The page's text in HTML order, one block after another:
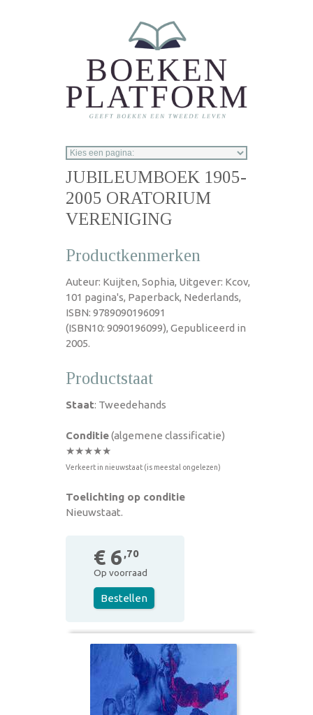
JUBILEUMBOEK 1905-
2005 ORATORIUM
VERENIGING
Productkenmerken
Auteur: Kuijten, Sophia, Uitgever: Kcov,
101 pagina's, Paperback, Nederlands,
ISBN: 9789090196091
(ISBN10: 9090196099), Gepubliceerd in
2005.
Productstaat
Staat: Tweedehands
Conditie(algemene classificatie)
★★★★★
Verkeert in nieuwstaat (is meestal ongelezen)
Toelichting op conditie
Nieuwstaat.
€ 6 ,70
Op voorraad
Bestellen